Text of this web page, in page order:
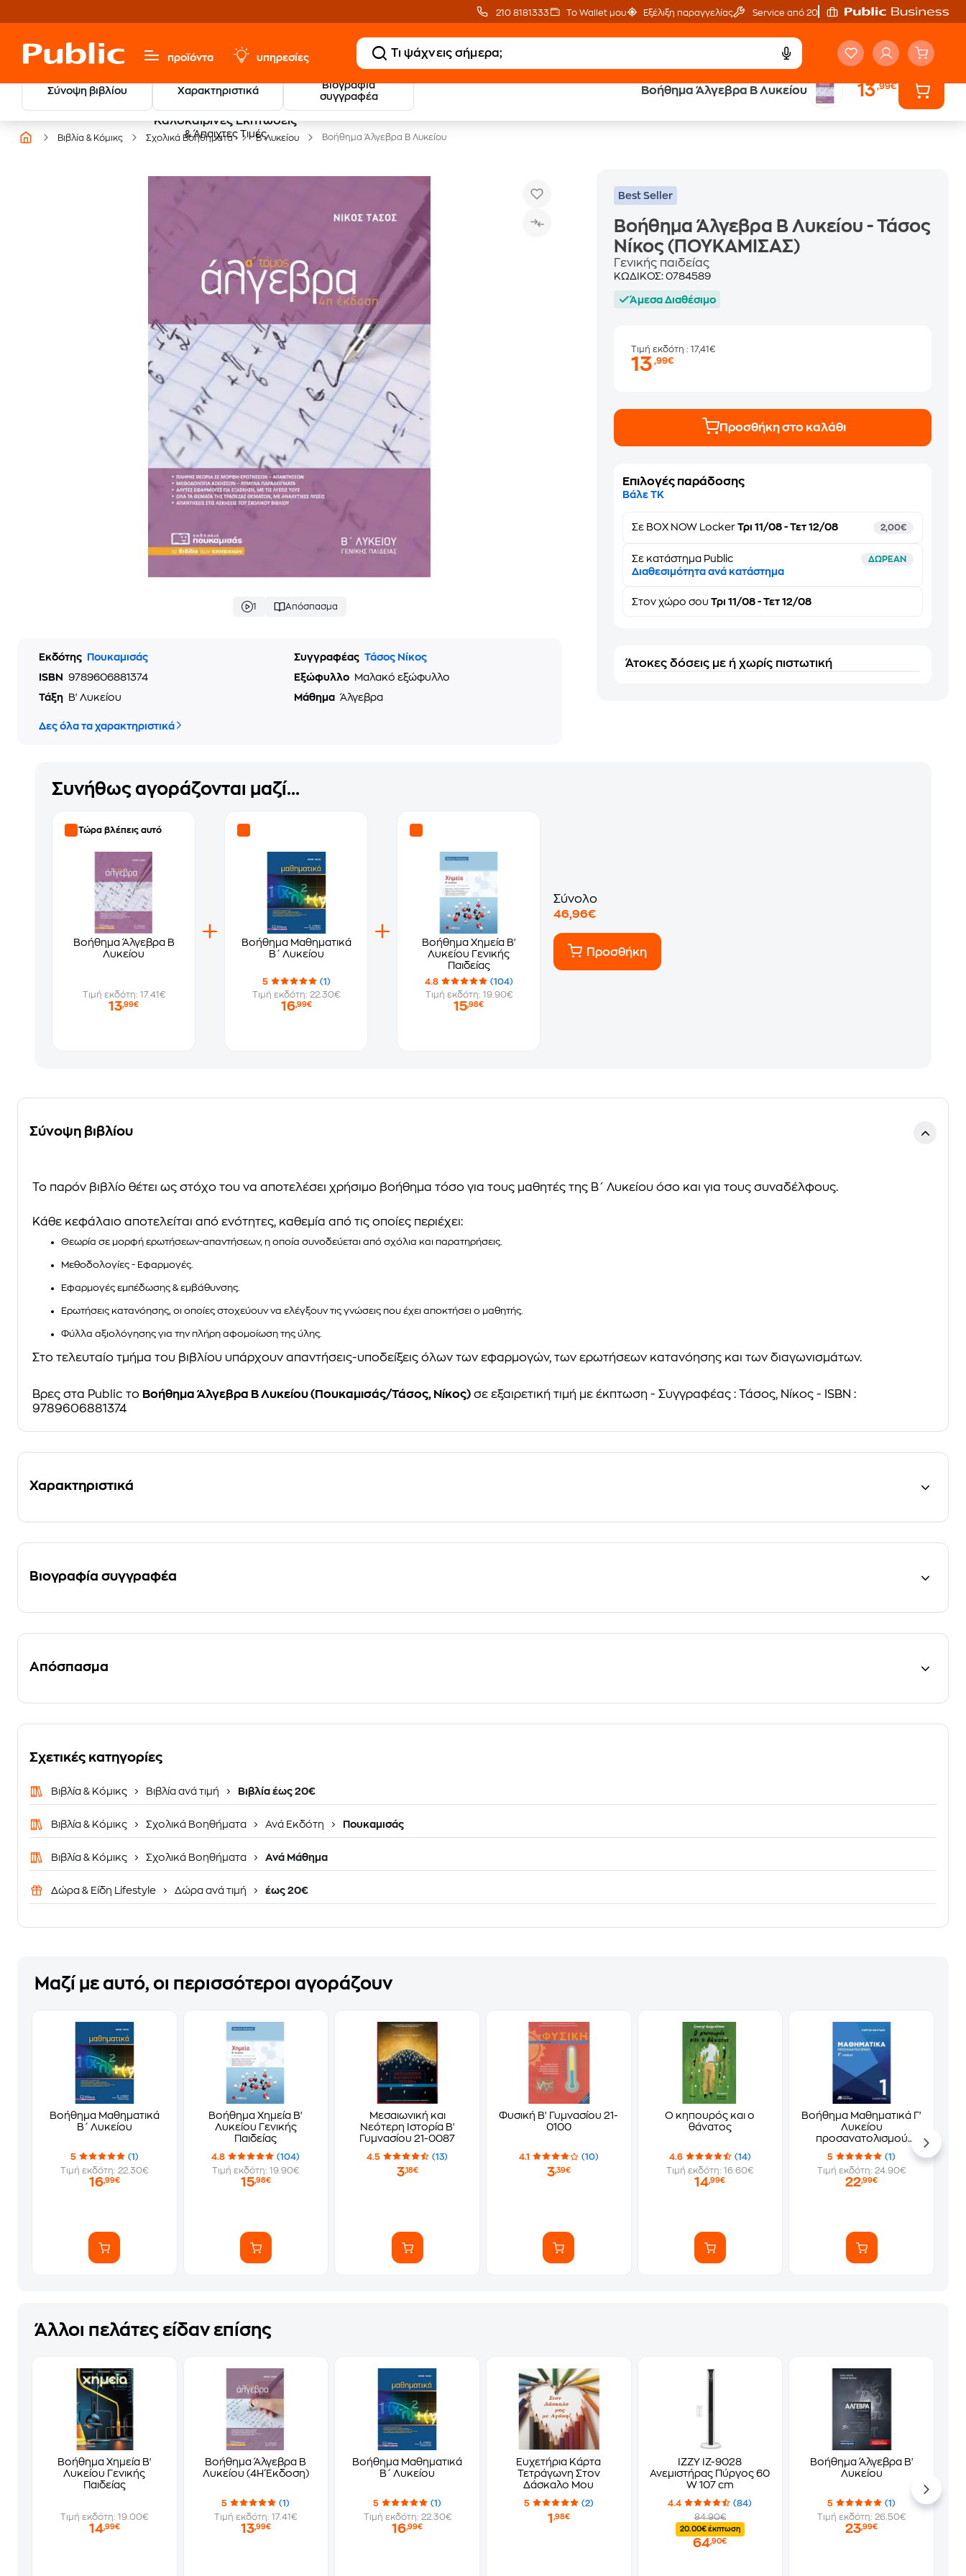
210 8181333 Το Wallet μου Εξέλιξη παραγγελίας Service από 20'
προϊόντα υπηρεσίες
Σύνοψη βιβλίου Χαρακτηριστικά
Βιογραφία
συγγραφέα
Βοήθημα Άλγεβρα Β Λυκείου 13,99€
Καλοκαιρινές Εκπτώσεις
& Άπαιχτες Τιμές
20 € Public επιστροφή
με Snappi
Δωρεάν Μεταφορικά Έλα στον κόσμο
Βιβλία & Κόμικς Σχολικά Βοηθήματα Β' Λυκείου Βοήθημα Άλγεβρα Β Λυκείου
1 Απόσπασμα
Εκδότης Πουκαμισάς Συγγραφέας Τάσος Νίκος
ISBN
9789606881374 Εξώφυλλο
Μαλακό εξώφυλλο
Τάξη
Β' Λυκείου Μάθημα Άλγεβρα
Δες όλα τα χαρακτηριστικά
Best Seller
Βοήθημα Άλγεβρα Β Λυκείου - Τάσος
Νίκος (ΠΟΥΚΑΜΙΣΑΣ)
Γενικής παιδείας
ΚΩΔΙΚΟΣ:0784589
Άμεσα Διαθέσιμο
Τιμή εκδότη: 17,41€
13,99€
Προσθήκη στο καλάθι
Επιλογές παράδοσης
Βάλε ΤΚ
Σε BOX NOW Locker Τρι 11/08 - Τετ 12/08 2,00€
Σε κατάστημα Public ΔΩΡΕΑΝ
Διαθεσιμότητα ανά κατάστημα
Στονχώρο σου Τρι 11/08 - Τετ 12/08
Άτοκες δόσεις με ή χωρίς πιστωτική
Συνήθως αγοράζονται μαζί...
Τώρα βλέπεις αυτό
Βοήθημα Άλγεβρα Β
Λυκείου
Τιμή εκδότη: 17.41€
13,99€
Βοήθημα Μαθηματικά
Β΄ Λυκείου
5
(1)
Τιμή εκδότη: 22.30€
16,99€
Βοήθημα Χημεία Β'
Λυκείου Γενικής
Παιδείας
4.8
(104)
Τιμή εκδότη: 19.90€
15,98€
Σύνολο
46,96€
Προσθήκη
Σύνοψη βιβλίου
Το παρόν βιβλίο θέτει ως στόχο του να αποτελέσει χρήσιμο βοήθημα τόσο για τους μαθητές της Β΄ Λυκείου όσο και για τους συναδέλφους.
Κάθε κεφάλαιο αποτελείται από ενότητες, καθεμία από τις οποίες περιέχει:
Θεωρία σε μορφή ερωτήσεων-απαντήσεων, η οποία συνοδεύεται από σχόλια και παρατηρήσεις.
Μεθοδολογίες - Εφαρμογές.
Εφαρμογές εμπέδωσης & εμβάθυνσης.
Ερωτήσεις κατανόησης, οι οποίες στοχεύουν να ελέγξουν τις γνώσεις που έχει αποκτήσει ο μαθητής.
Φύλλα αξιολόγησης για την πλήρη αφομοίωση της ύλης.
Στο τελευταίο τμήμα του βιβλίου υπάρχουν απαντήσεις-υποδείξεις όλων των εφαρμογών, των ερωτήσεων κατανόησης και των διαγωνισμάτων.
Βρες στα Public το Βοήθημα Άλγεβρα Β Λυκείου (Πουκαμισάς/Τάσος, Νίκος) σε εξαιρετική τιμή με έκπτωση - Συγγραφέας : Τάσος, Νίκος - ISBN :
9789606881374
Χαρακτηριστικά
Βιογραφία συγγραφέα
Απόσπασμα
Σχετικές κατηγορίες
Βιβλία & Κόμικς Βιβλία ανά τιμή Βιβλία έως 20€
Βιβλία & Κόμικς Σχολικά Βοηθήματα Ανά Εκδότη Πουκαμισάς
Βιβλία & Κόμικς Σχολικά Βοηθήματα Ανά Μάθημα
Δώρα & Είδη Lifestyle Δώρα ανά τιμή έως 20€
Μαζί με αυτό, οι περισσότεροι αγοράζουν
Βοήθημα Μαθηματικά
Β΄ Λυκείου
5
(1)
Τιμή εκδότη: 22.30€
16,99€
Βοήθημα Χημεία Β'
Λυκείου Γενικής
Παιδείας
4.8
(104)
Τιμή εκδότη: 19.90€
15,98€
Μεσαιωνική και
Νεότερη Ιστορία Β'
Γυμνασίου 21-0087
4.5 (13)
3,18€
Φυσική Β' Γυμνασίου 21-
0100
4.1 (10)
3,39€
Ο κηπουρός και ο
θάνατος
4.6
(14)
Τιμή εκδότη: 16.60€
14,99€
Βοήθημα Μαθηματικά Γ'
Λυκείου
προσανατολισμού
(πρώτο τεύχος)
5
(1)
Τιμή εκδότη: 24.90€
22,99€
Άλλοι πελάτες είδαν επίσης
Βοήθημα Χημεία Β'
Λυκείου Γενικής
Παιδείας
Τιμή εκδότη: 19.00€
14,99€
Βοήθημα Άλγεβρα Β
Λυκείου (4Η Έκδοση)
5
(1)
Τιμή εκδότη: 17.41€
13,99€
Βοήθημα Μαθηματικά
Β΄ Λυκείου
5
(1)
Τιμή εκδότη: 22.30€
16,99€
Ευχετήρια Κάρτα
Τετράγωνη Στον
Δάσκαλο Μου
5 (2)
1 ,98€
IZZY IZ-9028
Ανεμιστήρας Πύργος 60
W 107 cm
4.4
(84)
84.90€
20.00€ έκπτωση
64,90€
Βοήθημα Άλγεβρα Β'
Λυκείου
5
(1)
Τιμή εκδότη: 26.50€
23,99€